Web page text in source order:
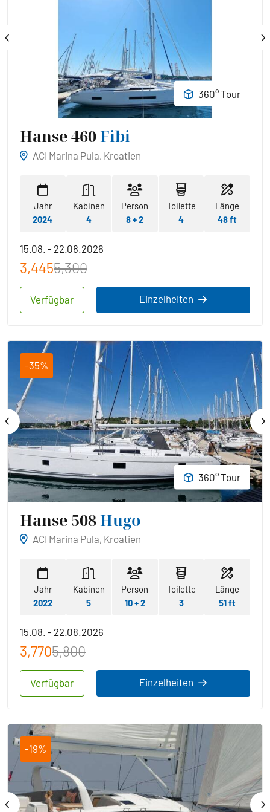
Hanse 460 Fibi
ACI Marina Pula, Kroatien
Jahr
2024
Kabinen
4
Person
8 + 2
Toilette
4
Länge
48 ft
360° Tour
Verfügbar
15.08. - 22.08.2026
3,4455,300
Einzelheiten
-35%
Hanse 508 Hugo
ACI Marina Pula, Kroatien
Jahr
2022
Kabinen
5
Person
10 + 2
Toilette
3
Länge
51 ft
360° Tour
Verfügbar
15.08. - 22.08.2026
3,7705,800
Einzelheiten
-19%